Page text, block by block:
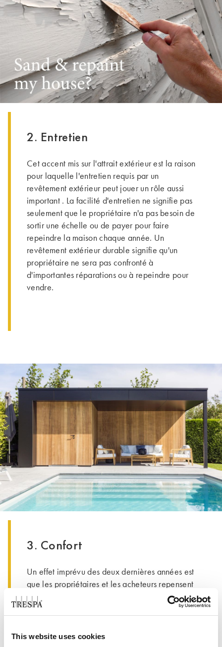
This website uses cookies
2. Entretien
Cet accent mis sur l'attrait extérieur est la raison
pour laquelle l'entretien requis par un
revêtement extérieur peut jouer un rôle aussi
important . La facilité d'entretien ne signifie pas
seulement que le propriétaire n'a pas besoin de
sortir une échelle ou de payer pour faire
repeindre la maison chaque année. Un
revêtement extérieur durable signifie qu'un
propriétaire ne sera pas confronté à
d'importantes réparations ou à repeindre pour
vendre.
3. Confort
Un effet imprévu des deux dernières années est
que les propriétaires et les acheteurs repensent
leur relation avec leur maison. Au lieu que le
décor et l'apparence soient tournés vers
agents immobiliers - les maisons deviennent